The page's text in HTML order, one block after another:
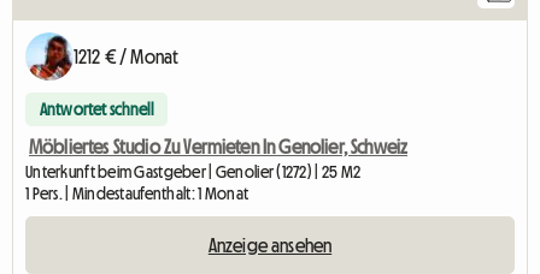
1212 € / Monat
Antwortet schnell
Möbliertes Studio Zu Vermieten In Genolier, Schweiz
Unterkunft beim Gastgeber | Genolier (1272) | 25 M2
1 Pers. | Mindestaufenthalt: 1 Monat
Anzeige ansehen